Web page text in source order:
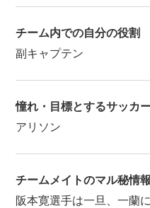
チーム内での自分の役割
副キャプテン
憧れ・目標とするサッカ
アリソン
チームメイトのマル秘情報
阪本寛選手は一旦、一蘭